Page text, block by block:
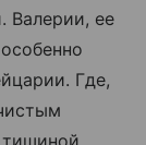
Валерии, ее
Где,